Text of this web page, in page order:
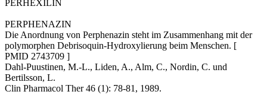
PERHEXILIN
PERPHENAZIN
Die Anordnung von Perphenazin steht im Zusammenhang mit der
polymorphen Debrisoquin-Hydroxylierung beim Menschen. [
PMID 2743709 ]
Dahl-Puustinen, M.-L., Liden, A., Alm, C., Nordin, C. und
Bertilsson, L.
Clin Pharmacol Ther 46 (1): 78-81, 1989.